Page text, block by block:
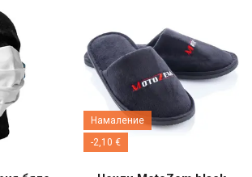
Намаление
-2,10 €